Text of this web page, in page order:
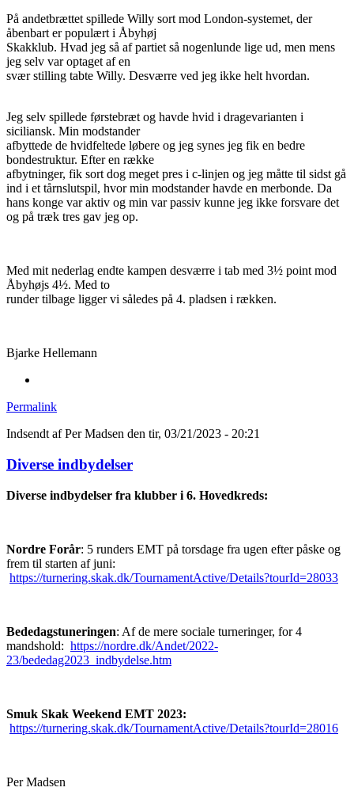
På andetbrættet spillede Willy sort mod London-systemet, der
åbenbart er populært i Åbyhøj
Skakklub. Hvad jeg så af partiet så nogenlunde lige ud, men mens
jeg selv var optaget af en
svær stilling tabte Willy. Desværre ved jeg ikke helt hvordan.
Jeg selv spillede førstebræt og havde hvid i dragevarianten i
siciliansk. Min modstander
afbyttede de hvidfeltede løbere og jeg synes jeg fik en bedre
bondestruktur. Efter en række
afbytninger, fik sort dog meget pres i c-linjen og jeg måtte til sidst gå
ind i et tårnslutspil, hvor min modstander havde en merbonde. Da
hans konge var aktiv og min var passiv kunne jeg ikke forsvare det
og på træk tres gav jeg op.
Med mit nederlag endte kampen desværre i tab med 3½ point mod
Åbyhøjs 4½. Med to
runder tilbage ligger vi således på 4. pladsen i rækken.
Bjarke Hellemann
Permalink
Indsendt afPer Madsen den tir, 03/21/2023 - 20:21
Diverse indbydelser
Diverse indbydelser fra klubber i 6. Hovedkreds:
Nordre Forår: 5 runders EMT på torsdage fra ugen efter påske og
frem til starten af juni:
https://turnering.skak.dk/TournamentActive/Details?tourId=28033
Bededagstuneringen: Af de mere sociale turneringer, for 4
mandshold: https://nordre.dk/Andet/2022-
23/bededag2023_indbydelse.htm
Smuk Skak Weekend EMT 2023:
https://turnering.skak.dk/TournamentActive/Details?tourId=28016
Per Madsen